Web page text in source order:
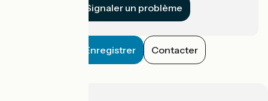
Signaler un problème
Enregistrer Contacter